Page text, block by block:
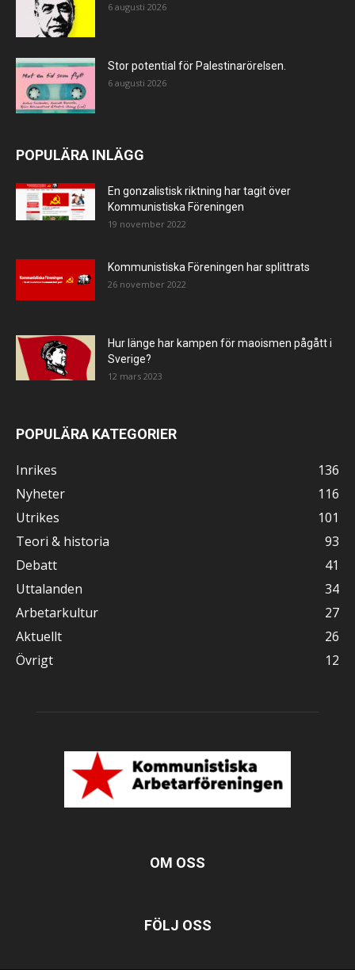
6 augusti 2026
Stor potential för Palestinarörelsen.
6 augusti 2026
POPULÄRA INLÄGG
En gonzalistisk riktning har tagit över
Kommunistiska Föreningen
19 november 2022
Kommunistiska Föreningen har splittrats
26 november 2022
Hur länge har kampen för maoismen pågått i
Sverige?
12 mars 2023
POPULÄRA KATEGORIER
Inrikes
136
Nyheter
116
Utrikes
101
Teori & historia
93
Debatt
41
Uttalanden
34
Arbetarkultur
27
Aktuellt
26
Övrigt
12
OM OSS
FÖLJ OSS